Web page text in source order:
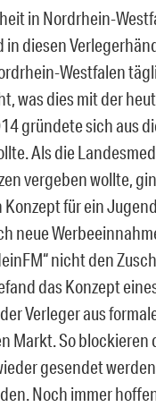
in Nordrhein-
diesen
Westfalen
was dies mit der
gründete sich aus
Als die
vergeben wollte,
für ein
neue
nicht den
das Konzept
Verleger aus
Markt. So blockieren
gesendet
Noch immer